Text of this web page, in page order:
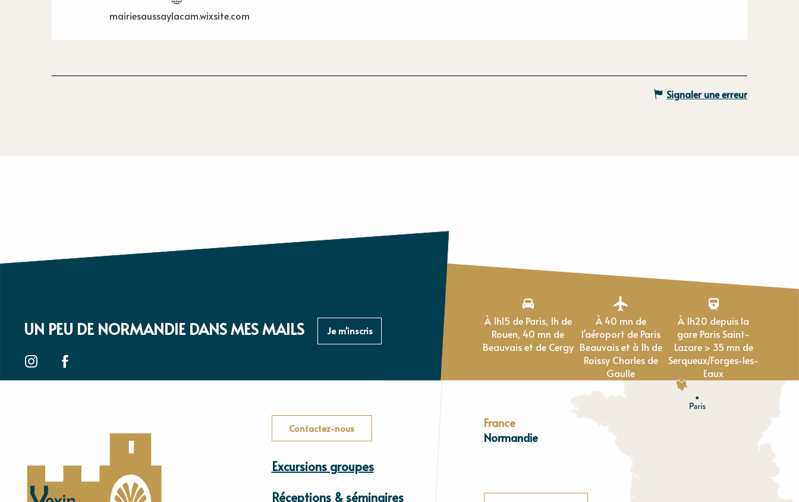
mairiesaussaylacam.wixsite.com
Signaler une erreur
UN PEU DE NORMANDIE DANS MES MAILS Je m'inscris
À 1h15 de Paris, 1h de
Rouen, 40 mn de
Beauvais et de Cergy
À 40 mn de
l'aéroport de Paris
Beauvais et à 1h de
Roissy Charles de
Gaulle
À 1h20 depuis la
gare Paris Saint-
Lazare > 35 mn de
Serqueux/Forges-les-
Eaux
Contactez-nous
Excursions groupes
Réceptions & séminaires
France
Normandie